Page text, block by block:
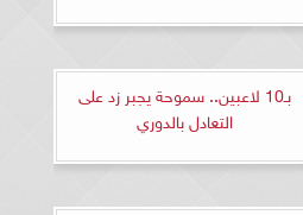
بـ10 لاعبين.. سموحة يجبر زد على
التعادل بالدوري